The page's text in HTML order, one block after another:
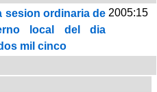
sesion ordinaria de
local del dia
mil cinco
2005:15